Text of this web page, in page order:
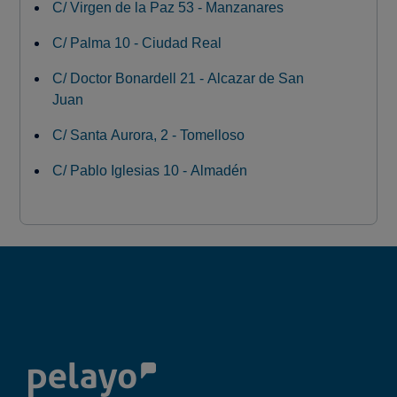
C/ Virgen de la Paz 53 - Manzanares
C/ Palma 10 - Ciudad Real
C/ Doctor Bonardell 21 - Alcazar de San
Juan
C/ Santa Aurora, 2 - Tomelloso
C/ Pablo Iglesias 10 - Almadén